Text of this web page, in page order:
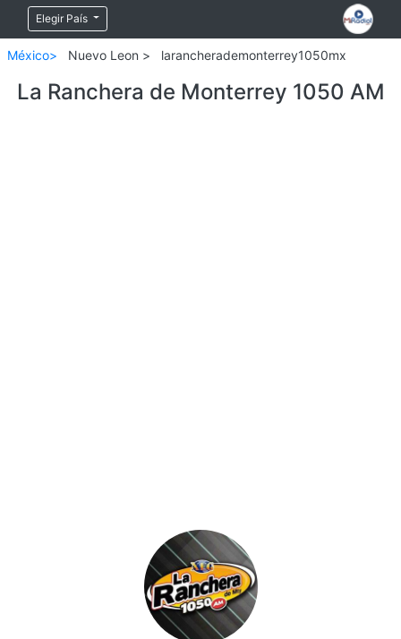
Elegir País
México> Nuevo Leon > larancherademonterrey1050mx
La Ranchera de Monterrey 1050 AM